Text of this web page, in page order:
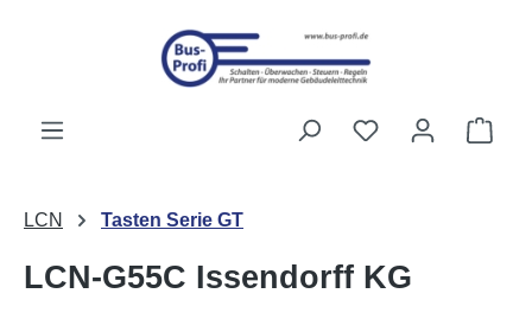
Przejdź do głównej zawartości
Masz 0
LCN Tasten Serie GT
LCN-G55C Issendorff KG